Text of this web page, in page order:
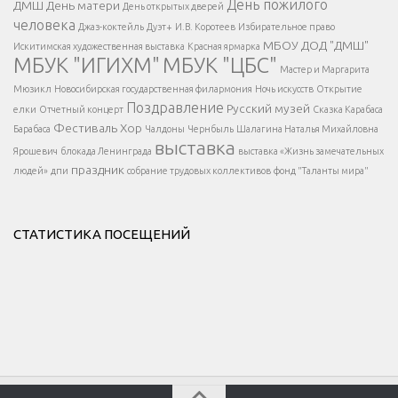
Написать
</button >
</div >
</div > </div >
ДМШ День матери День открытых дверей День пожилого
человека Джаз-коктейль Дуэт+ И.В. Коротеев Избирательное право
Искитимская художественная выставка Красная ярмарка МБОУ ДОД "ДМШ"
МБУК "ИГИХМ" МБУК "ЦБС" Мастер и Маргарита
Мюзикл Новосибирская государственная филармония Ночь искусств Открытие
елки Отчетный концерт Поздравление Русский музей Сказка Карабаса
Барабаса Фестиваль Хор Чалдоны Чернбыль Шалагина Наталья Михайловна
Ярошевич блокада Ленинграда выставка выставка «Жизнь замечательных
людей» дпи праздник собрание трудовых коллективов фонд "Таланты мира"
СТАТИСТИКА ПОСЕЩЕНИЙ